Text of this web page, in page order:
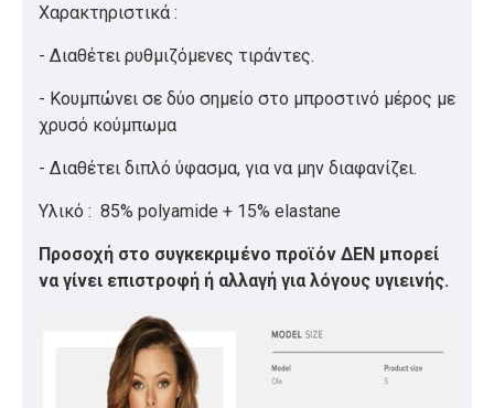
Χαρακτηριστικά :
- Διαθέτει ρυθμιζόμενες τιράντες.
- Κουμπώνει σε δύο σημείο στο μπροστινό μέρος με
χρυσό κούμπωμα
- Διαθέτει διπλό ύφασμα, για να μην διαφανίζει.
Υλικό : 85% polyamide + 15% elastane
Προσοχή στο συγκεκριμένο προϊόν ΔΕΝ μπορεί
να γίνει επιστροφή ή αλλαγή για λόγους υγιεινής.